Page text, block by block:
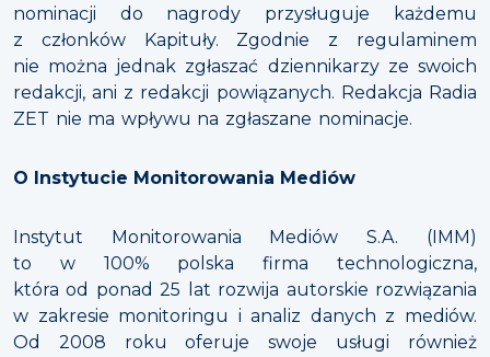
nominacji do nagrody przysługuje każdemu
z członków Kapituły. Zgodnie z regulaminem
nie można jednak zgłaszać dziennikarzy ze swoich
redakcji, ani z redakcji powiązanych. Redakcja Radia
ZET nie ma wpływu na zgłaszane nominacje.
O Instytucie Monitorowania Mediów
Instytut Monitorowania Mediów S.A. (IMM)
to w 100% polska firma technologiczna,
która od ponad 25 lat rozwija autorskie rozwiązania
w zakresie monitoringu i analiz danych z mediów.
Od 2008 roku oferuje swoje usługi również